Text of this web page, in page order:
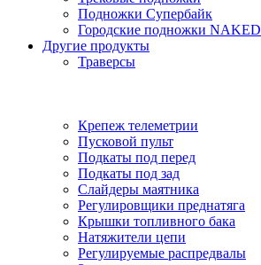
Подножки Супербайк
Городские подножки NAKED
Другие продукты
Траверсы
Крепеж телеметрии
Пусковой пульт
Подкаты под перед
Подкаты под зад
Слайдеры маятника
Регулировщики преднатяга
Крышки топливного бака
Натяжители цепи
Регулируемые распредвалы